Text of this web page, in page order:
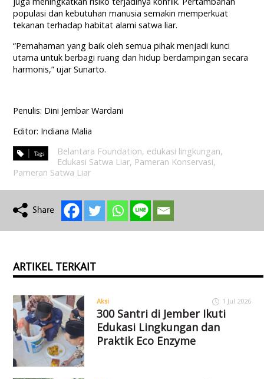
populasi dan kebutuhan manusia semakin memperkuat
tekanan terhadap habitat alami satwa liar.
“Pemahaman yang baik oleh semua pihak menjadi kunci
utama untuk berbagi ruang dan hidup berdampingan secara
harmonis,” ujar Sunarto.
Penulis: Dini Jembar Wardani
Editor: Indiana Malia
Belantara Foundation, edukasi lingkungan,
Edukasi Satwa Liar, Pameran Konservasi,
Pameran Satwa Liar
ARTIKEL TERKAIT
Aksi 1 Jul 2026
300 Santri di Jember Ikuti
Edukasi Lingkungan dan
Praktik Eco Enzyme